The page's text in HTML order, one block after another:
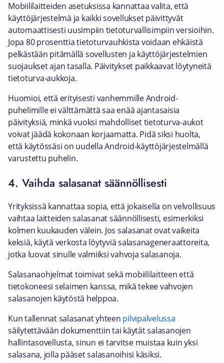
Mobiililaitteiden asetuksissa kannattaa valita, että
käyttöjärjestelmä ja kaikki sovellukset päivittyvät
automaattisesti uusimpiin tietoturvallisimpiin versioihin.
Jopa 80 prosenttia tietoturvauhkista voidaan ehkäistä
pelkästään pitämällä sovellusten ja käyttöjärjestelmien
suojaukset ajan tasalla. Päivitykset paikkaavat löytyneitä
tietoturva-aukkoja.
Huomioi, että erityisesti vanhemmille Android-
puhelimille ei välttämättä saa enää ajantasaisia
päivityksiä, minkä vuoksi mahdolliset tietoturva-aukot
voivat jäädä kokonaan korjaamatta. Pidä siksi huolta,
että käytössäsi on uudella Android-käyttöjärjestelmällä
varustettu puhelin.
4. Vaihda salasanat säännöllisesti
Yrityksissä kannattaa sopia, että jokaisella on velvollisuus
vaihtaa laitteiden salasanat säännöllisesti, esimerkiksi
kolmen kuukauden välein. Jos salasanat ovat vaikeita
keksiä, käytä verkosta löytyviä salasanageneraattoreita,
jotka luovat sinulle valmiiksi vahvoja salasanoja.
Salasanaohjelmat toimivat sekä mobiililaitteen että
tietokoneesi selaimen kanssa, mikä tekee vahvojen
salasanojen käytöstä helppoa.
Kun tallennat salasanat yhteen pilvipalvelussa
säilytettävään dokumenttiin tai käytät salasanojen
hallintasovellusta, sinun ei tarvitse muistaa kuin yksi
salasana, jolla pääset salasanoihisi käsiksi.